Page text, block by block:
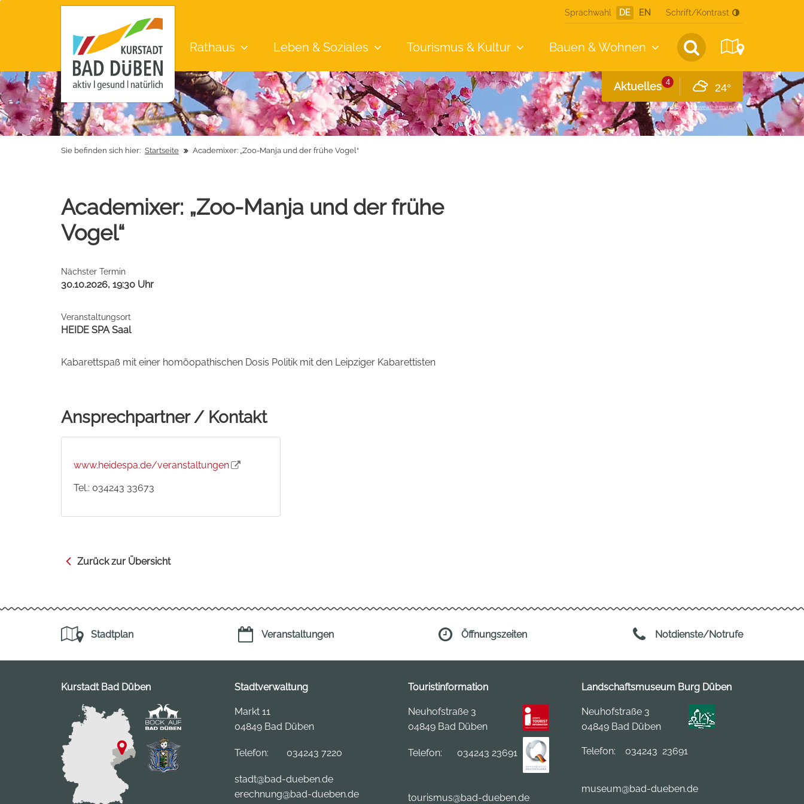
Sprachwahl DE EN Schrift/Kontrast
Aktuelles 4 24°
powered byopenweathermap.org
Rathaus Leben &Soziales Tourismus & Kultur Bauen &Wohnen
Sie befinden sich hier: Startseite Academixer: „Zoo-Manja und der frühe Vogel“
Academixer: „Zoo-Manja und der frühe
Vogel“
Nächster Termin
30.10.2026, 19:30 Uhr
Veranstaltungsort
HEIDE SPA Saal
Kabarettspaß mit einer homöopathischen Dosis Politik mit den Leipziger Kabarettisten
Ansprechpartner / Kontakt
www.heidespa.de/veranstaltungen
Tel.: 034243 33673
Zurück zur Übersicht
Stadtplan Veranstaltungen Öffnungszeiten Notdienste/Notrufe
Kurstadt Bad Düben Stadtverwaltung
Markt 11
04849 Bad Düben
Telefon: 034243 7220
stadt@bad-dueben.de
erechnung@bad-dueben.de
Touristinformation
Neuhofstraße 3
04849 Bad Düben
Telefon: 034243 23691
tourismus@bad-dueben.de
Landschaftsmuseum Burg Düben
Neuhofstraße 3
04849 Bad Düben
Telefon: 034243 23691
museum@bad-dueben.de